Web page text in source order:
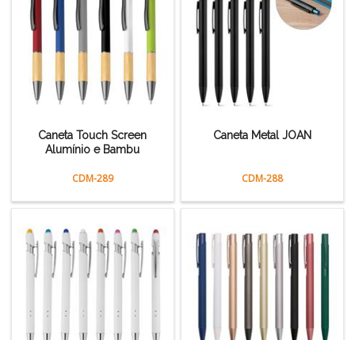
Caneta Touch Screen
Alumínio e Bambu
CDM-289
Caneta Metal JOAN
CDM-288